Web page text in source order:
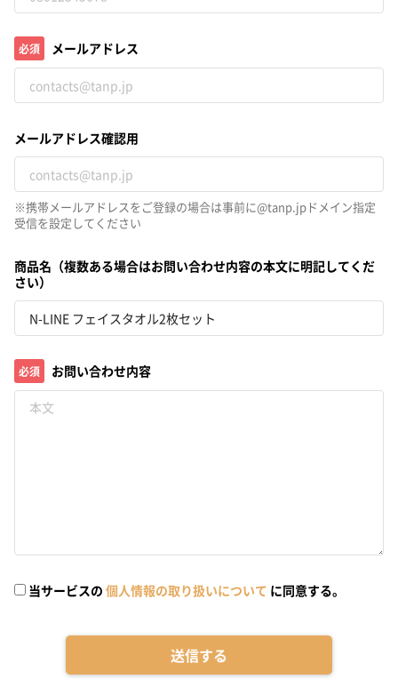
必須 メールアドレス
メールアドレス確認用
※携帯メールアドレスをご登録の場合は事前に@tanp.jpドメイン指定
受信を設定してください
商品名（複数ある場合はお問い合わせ内容の本文に明記してくだ
さい）
必須 お問い合わせ内容
当サービスの 個人情報の取り扱いについて に同意する。
送信する